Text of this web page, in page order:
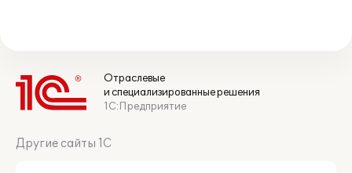
Отраслевые
и специализированные решения
1С:Предприятие
Другие сайты 1С